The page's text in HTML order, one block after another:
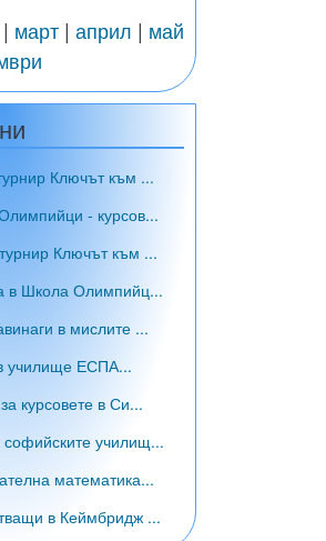
| март| април | май
Ключът към ...
- курсов...
Ключът към ...
в Школа Олимпийц...
в мислите ...
училище ЕСПА...
курсовете в Си...
училищ...
математика...
в Кеймбридж ...